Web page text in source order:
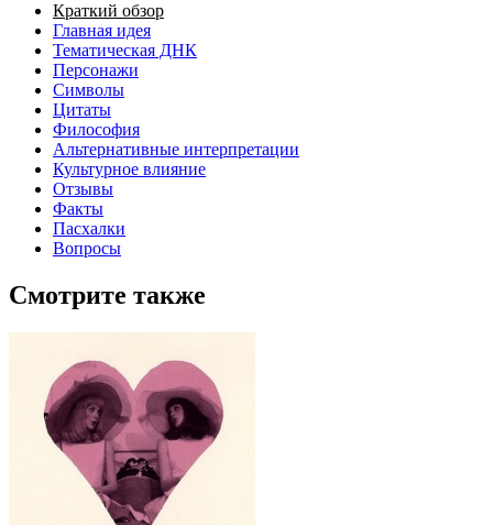
Краткий обзор
Главная идея
Тематическая ДНК
Персонажи
Символы
Цитаты
Философия
Альтернативные интерпретации
Культурное влияние
Отзывы
Факты
Пасхалки
Вопросы
Смотрите также